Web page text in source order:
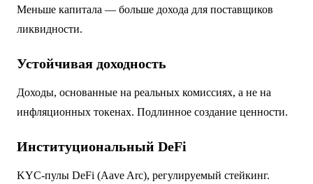
Меньше капитала — больше дохода для поставщиков
ликвидности.
Устойчивая доходность
Доходы, основанные на реальных комиссиях, а не на
инфляционных токенах. Подлинное создание ценности.
Институциональный DeFi
KYC-пулы DeFi (Aave Arc), регулируемый стейкинг.